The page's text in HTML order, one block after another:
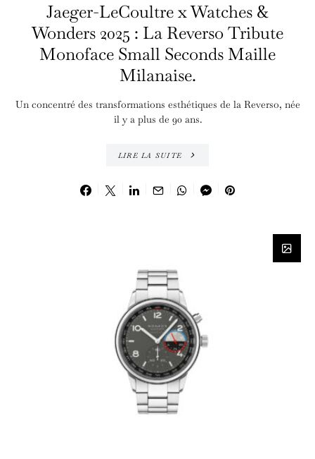
Jaeger-LeCoultre x Watches &
Wonders 2025 : La Reverso Tribute
Monoface Small Seconds Maille
Milanaise.
Un concentré des transformations esthétiques de la Reverso, née
il y a plus de 90 ans.
LIRE LA SUITE